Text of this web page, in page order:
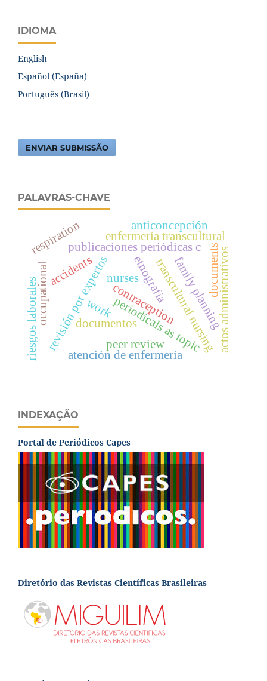
IDIOMA
English
Español (España)
Português (Brasil)
ENVIAR SUBMISSÃO
PALAVRAS-CHAVE
documentosperiodicals as topic
revisión por expertos
publicaciones periódicas c
transcultural nursing
enfermería transcultural
atención de enfermería
family planning
contraception
anticoncepción
peer review
documents
nurses actos administrativos
accidents
occupational
riesgos laborales
respiration
etnografia
work
INDEXAÇÃO
Portal de Periódicos Capes
Diretório das Revistas Científicas Brasileiras